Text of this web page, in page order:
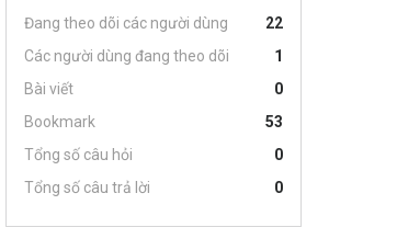
Đang theo dõi các người dùng
22
Các người dùng đang theo dõi
1
Bài viết
0
Bookmark
53
Tổng số câu hỏi
0
Tổng số câu trả lời
0